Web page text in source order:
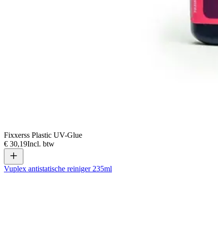
Fixxerss Plastic UV-Glue
€ 30,19Incl. btw
Vuplex antistatische reiniger 235ml